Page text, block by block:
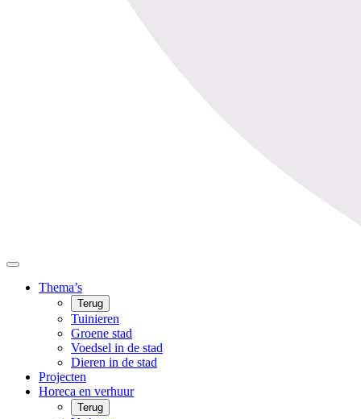
Thema’s
Terug
Tuinieren
Groene stad
Voedsel in de stad
Dieren in de stad
Projecten
Horeca en verhuur
Terug